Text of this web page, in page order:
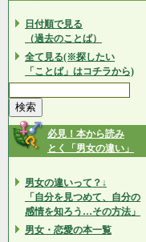
日付順で見る
（過去のことば）
全て見る(※探したい
「ことば」はコチラから)
必見！本から読み
とく「男女の違い」
男女の違いって？↓
「自分を見つめて、自分の
感情を知ろう…その方法」
男女・恋愛の本一覧